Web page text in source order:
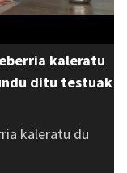
kaleratu
ditu testuak
kaleratu du